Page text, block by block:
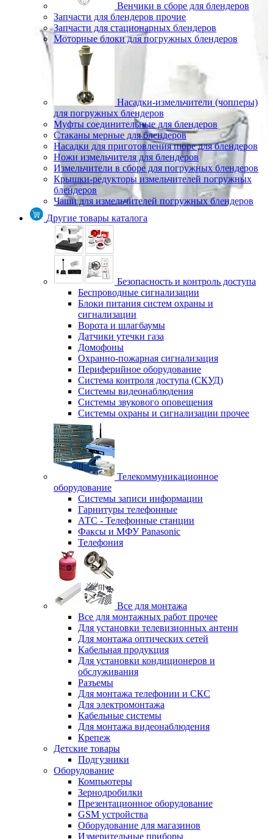
Венчики в сборе для блендеров
Запчасти для блендеров прочие
Запчасти для стационарных блендеров
Моторные блоки для погружных блендеров
Насадки-измельчители (чопперы)
для погружных блендеров
Муфты соединительные для блендеров
Стаканы мерные для блендеров
Насадки для приготовления пюре для блендеров
Ножи измельчителя для блендеров
Измельчители в сборе для погружных блендеров
Крышки-редукторы измельчителей погружных
блендеров
Чаши для измельчителей погружных блендеров
Другие товары каталога
Безопасность и контроль доступа
Беспроводные сигнализации
Блоки питания систем охраны и
сигнализации
Ворота и шлагбаумы
Датчики утечки газа
Домофоны
Охранно-пожарная сигнализация
Периферийное оборудование
Система контроля доступа (СКУД)
Системы видеонаблюдения
Системы звукового оповещения
Системы охраны и сигнализации прочее
Телекоммуникационное
оборудование
Системы записи информации
Гарнитуры телефонные
АТС - Телефонные станции
Факсы и МФУ Panasonic
Телефония
Все для монтажа
Все для монтажных работ прочее
Для установки телевизионных антенн
Для монтажа оптических сетей
Кабельная продукция
Для установки кондиционеров и
обслуживания
Разъемы
Для монтажа телефонии и СКС
Для электромонтажа
Кабельные системы
Для монтажа видеонаблюдения
Крепеж
Детские товары
Подгузники
Оборудование
Компьютеры
Зернодробилки
Презентационное оборудование
GSM устройства
Оборудование для магазинов
Измерительные приборы